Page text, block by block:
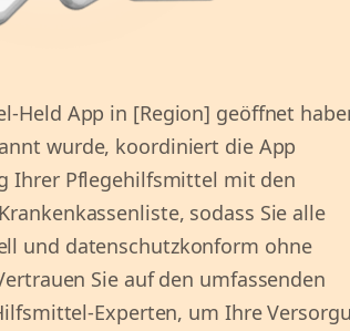
Held App in [Region] geöffnet
wurde, koordiniert die App
Ihrer Pflegehilfsmittel mit den
sodass Sie alle
und datenschutzkonform ohne
Sie auf den umfassenden
Experten, um Ihre